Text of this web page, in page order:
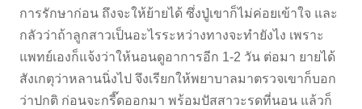
การรักษาก่อน ถึงจะให้ย้ายได้ ซึ่งปู่เขาก็ไม่ค่อยเข้าใจ และ
กลัวว่าถ้าลูกสาวเป็นอะไรระหว่างทางจะทำยังไง เพราะ
แพทย์เองก็แจ้งว่าให้นอนดูอาการอีก 1-2 วัน ต่อมา ยายได้
สังเกตุว่าหลานนิ่งไป จึงเรียกให้พยาบาลมาตรวจเขาก็บอก
ว่าปกติ ก่อนจะกรี๊ดออกมา พร้อมปัสสาวะรดที่นอน แล้วก็